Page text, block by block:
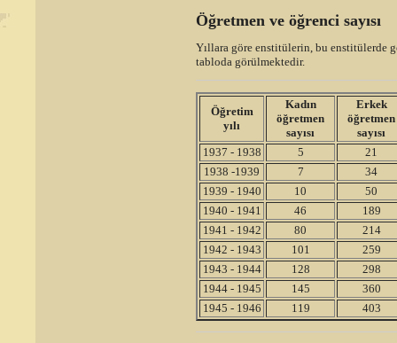
Öğretmen ve öğrenci sayısı
Yıllara göre enstitülerin, bu enstitülerde
tabloda görülmektedir.
Öğretim
yılı
Kadın
öğretmen
sayısı
Erkek
öğretmen
sayısı
1937 - 1938
5
21
1938 -1939
7
34
1939 - 1940
10
50
1940 - 1941
46
189
1941 - 1942
80
214
1942 - 1943
101
259
1943 - 1944
128
298
1944 - 1945
145
360
1945 - 1946
119 403